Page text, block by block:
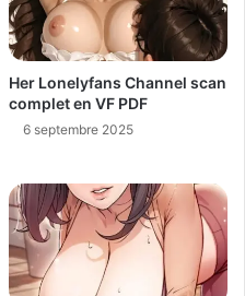
Her Lonelyfans Channel scan
complet en VF PDF
6 septembre 2025